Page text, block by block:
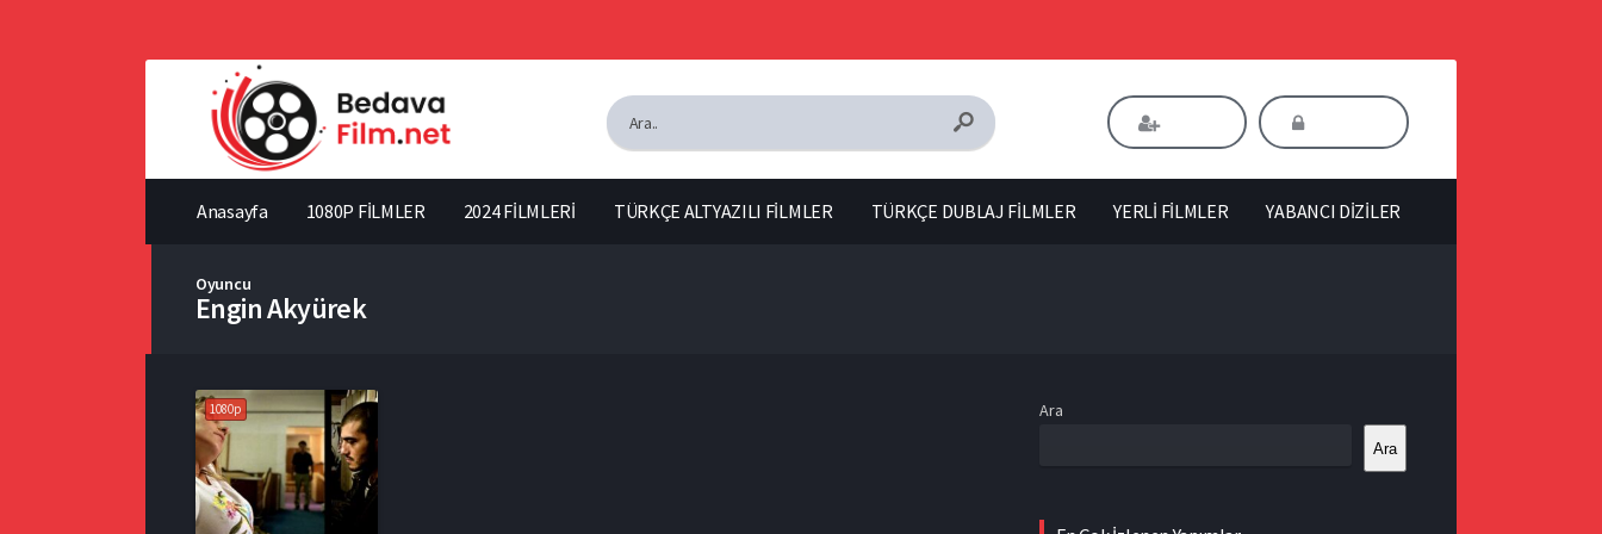
Anasayfa 1080P FİLMLER 2024 FİLMLERİ TÜRKÇE ALTYAZILI FİLMLER TÜRKÇE DUBLAJ FİLMLER YERLİ FİLMLER YABANCI DİZİLER
Oyuncu
Engin Akyürek
1080p Ara
Ara